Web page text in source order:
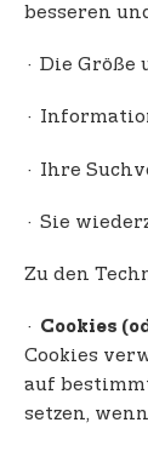
besseren
· Die
·
· Ihre
· Sie
Zu den
· Cookies
Cookies
auf
setzen,